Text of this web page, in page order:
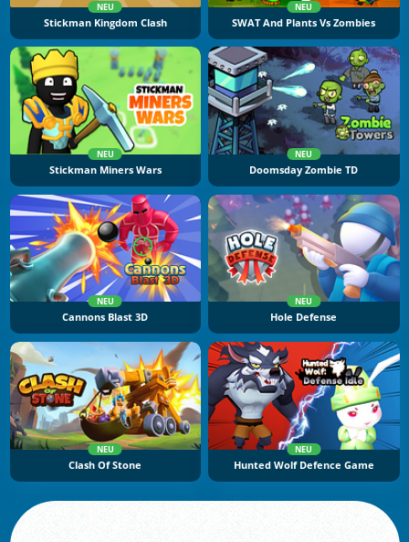
NEU
Stickman Kingdom Clash
NEU
SWAT And Plants Vs Zombies
NEU
Stickman Miners Wars
NEU
Doomsday Zombie TD
NEU
Cannons Blast 3D
NEU
Hole Defense
NEU
Clash Of Stone
NEU
Hunted Wolf Defence Game